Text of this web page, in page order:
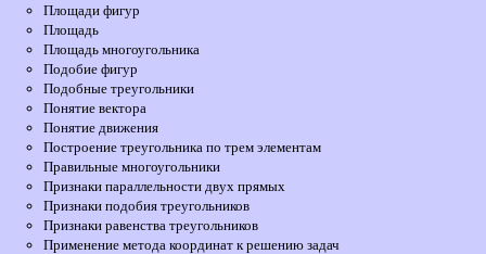
Площади фигур
Площадь
Площадь многоугольника
Подобие фигур
Подобные треугольники
Понятие вектора
Понятие движения
Построение треугольника по трем элементам
Правильные многоугольники
Признаки параллельности двух прямых
Признаки подобия треугольников
Признаки равенства треугольников
Применение метода координат к решению задач